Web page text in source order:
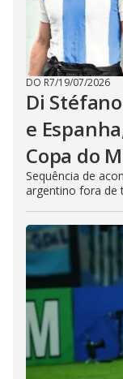
DO R7/19/07/2026
Di
e
Copa do
Sequência de
argentino fora de